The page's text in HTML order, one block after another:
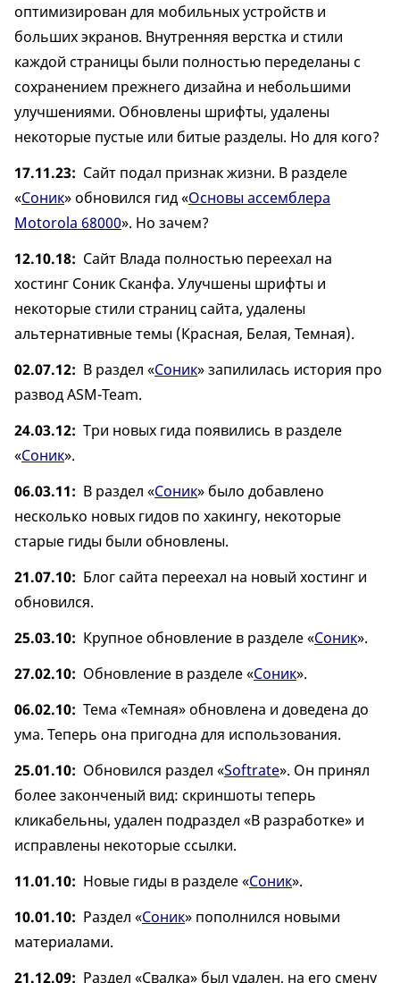
оптимизирован для мобильных устройств и
больших экранов. Внутренняя верстка и стили
каждой страницы были полностью переделаны с
сохранением прежнего дизайна и небольшими
улучшениями. Обновлены шрифты, удалены
некоторые пустые или битые разделы. Но для кого?
17.11.23
Сайт подал признак жизни. В разделе
«Соник» обновился гид «Основы ассемблера
Motorola 68000». Но зачем?
12.10.18
Сайт Влада полностью переехал на
хостинг Соник Сканфа. Улучшены шрифты и
некоторые стили страниц сайта, удалены
альтернативные темы (Красная, Белая, Темная).
02.07.12
В раздел «Соник» запилилась история про
развод ASM-Team.
24.03.12 Три новых гида появились в разделе
«Соник».
06.03.11
В раздел «Соник» было добавлено
несколько новых гидов по хакингу, некоторые
старые гиды были обновлены.
21.07.10
Блог сайта переехал на новый хостинг и
обновился.
25.03.10
Крупное обновление в разделе «Соник».
27.02.10
Обновление в разделе «Соник».
06.02.10 Тема «Темная» обновлена и доведена до
ума. Теперь она пригодна для использования.
25.01.10
Обновился раздел «Softrate». Он принял
более законченый вид: скриншоты теперь
кликабельны, удален подраздел «В разработке» и
исправлены некоторые ссылки.
11.01.10
Новые гиды в разделе «Соник».
10.01.10
Раздел «Соник» пополнился новыми
материалами.
21.12.09
Раздел «Свалка» был удален, на его смену